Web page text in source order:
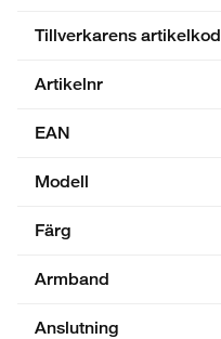
Tillverkarens artikelkod
Artikelnr
EAN
Modell
Färg
Armband
Anslutning